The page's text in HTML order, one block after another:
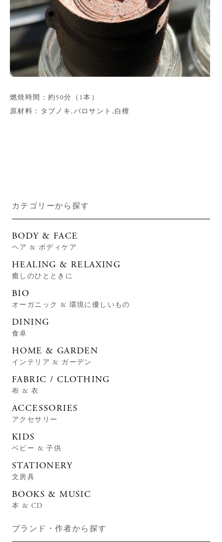
燃焼時間：約50分（1本）
原材料：タブノキ,パロサント,白檀
カテゴリーから探す
BODY & FACE
ヘア & ボディケア
HEALING & RELAXING
癒しのひとときに
BIO
オーガニック & 環境に優しいもの
DINING
食卓
HOME & GARDEN
インテリア & ガーデン
FABRIC / CLOTHING
布 & 衣
ACCESSORIES
アクセサリー
KIDS
ベビー & 子供
STATIONERY
文房具
BOOKS & MUSIC
本 & CD
ブランド・作者から探す